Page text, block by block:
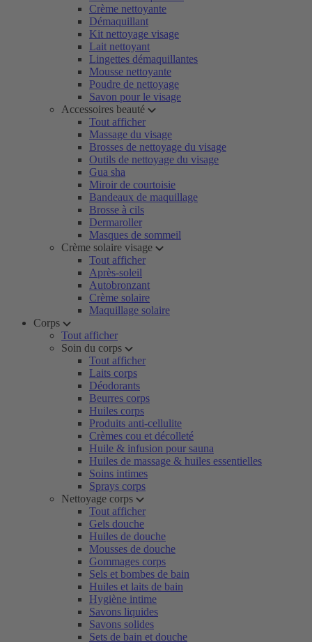
Crème nettoyante
Démaquillant
Kit nettoyage visage
Lait nettoyant
Lingettes démaquillantes
Mousse nettoyante
Poudre de nettoyage
Savon pour le visage
Accessoires beauté
Tout afficher
Massage du visage
Brosses de nettoyage du visage
Outils de nettoyage du visage
Gua sha
Miroir de courtoisie
Bandeaux de maquillage
Brosse à cils
Dermaroller
Masques de sommeil
Crème solaire visage
Tout afficher
Après-soleil
Autobronzant
Crème solaire
Maquillage solaire
Corps
Tout afficher
Soin du corps
Tout afficher
Laits corps
Déodorants
Beurres corps
Huiles corps
Produits anti-cellulite
Crèmes cou et décolleté
Huile & infusion pour sauna
Huiles de massage & huiles essentielles
Soins intimes
Sprays corps
Nettoyage corps
Tout afficher
Gels douche
Huiles de douche
Mousses de douche
Gommages corps
Sels et bombes de bain
Huiles et laits de bain
Hygiène intime
Savons liquides
Savons solides
Sets de bain et douche